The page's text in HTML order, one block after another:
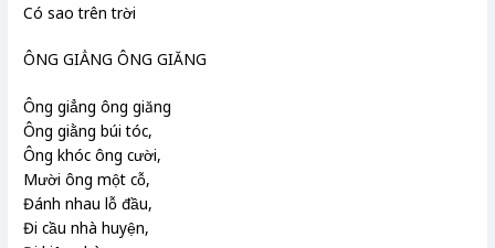
Có sao trên trời
ÔNG GIẲNG ÔNG GIĂNG
Ông giẳng ông giăng
Ông giằng búi tóc,
Ông khóc ông cười,
Mười ông một cỗ,
Đánh nhau lỗ đầu,
Đi cầu nhà huyện,